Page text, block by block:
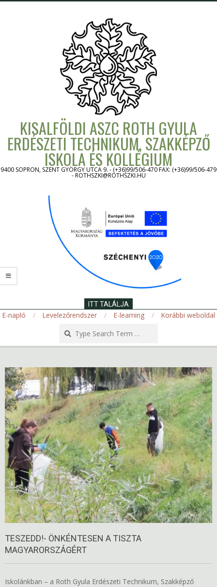
KISALFÖLDI ASZC ROTH GYULA
ERDÉSZETI TECHNIKUM, SZAKKÉPZŐ
ISKOLA ÉS KOLLÉGIUM
9400 SOPRON, SZENT GYÖRGY UTCA 9. - (+36)99/506-470 FAX: (+36)99/506-479
- ROTHSZKI@ROTHSZKI.HU
ITT TALÁLJA
E-napló Levelezőrendszer E-learning
Korábbi weboldal
Menu
TESZEDD!- ÖNKÉNTESEN A TISZTA
MAGYARORSZÁGÉRT
Iskolánkban – a Roth Gyula Erdészeti Technikum, Szakképző